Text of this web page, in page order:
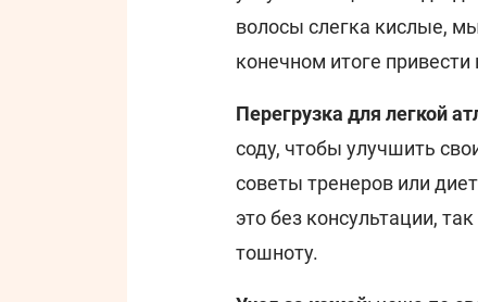
волосы слегка кислые,
конечном итоге
Перегрузка для легкой
соду, чтобы улучшить
советы тренеров или
это без консультации,
тошноту.